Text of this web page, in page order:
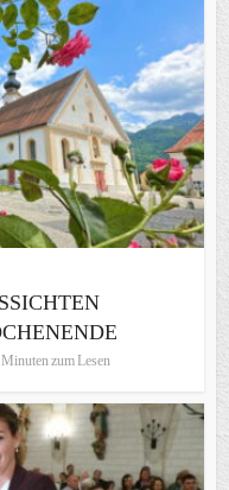
Minuten zum Lesen